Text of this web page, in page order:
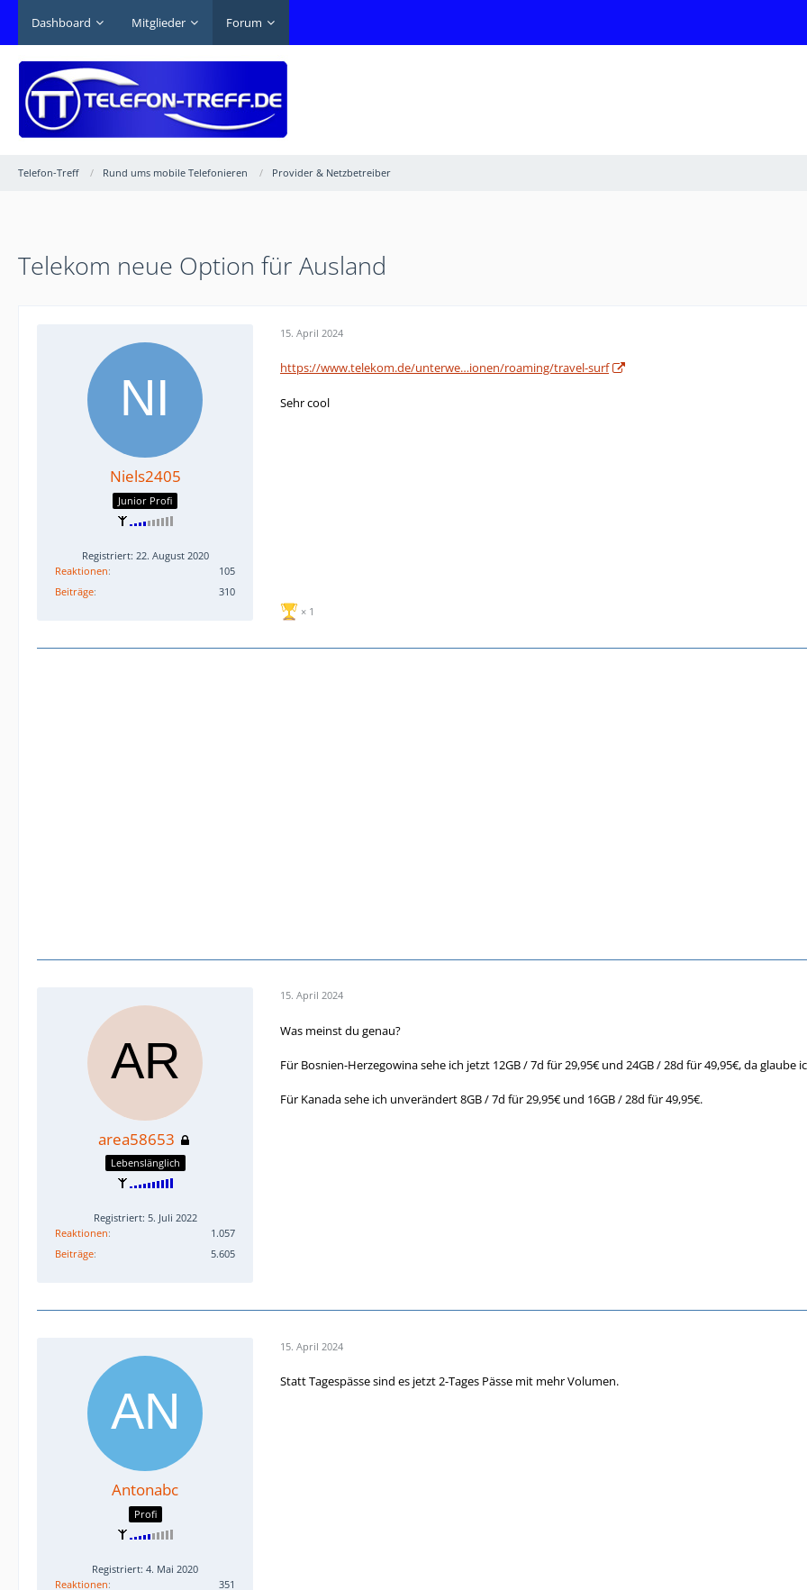
Dashboard Mitglieder Forum
Telefon-Treff Rund ums mobile Telefonieren Provider & Netzbetreiber
Telekom neue Option für Ausland
Niels2405
Junior Profi
Registriert: 22. August 2020
Reaktionen
105
Beiträge
310
15. April 2024
https://www.telekom.de/unterwe…ionen/roaming/travel-surf
Sehr cool
1
area58653
Lebenslänglich
Registriert: 5. Juli 2022
Reaktionen
1.057
Beiträge
5.605
15. April 2024
Was meinst du genau?
Für Bosnien-Herzegowina sehe ich jetzt 12GB / 7d für 29,95€ und 24GB / 28d für 49,95€, da
Für Kanada sehe ich unverändert 8GB / 7d für 29,95€ und 16GB / 28d für 49,95€.
Antonabc
Profi
Registriert: 4. Mai 2020
Reaktionen
351
15. April 2024
Statt Tagespässe sind es jetzt 2-Tages Pässe mit mehr Volumen.